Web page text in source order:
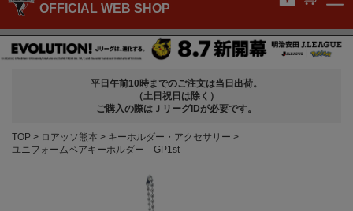
OFFICIAL WEB SHOP
平日午前10時までのご注文は当日出荷。
（土日祝日は除く）
ご購入の際はＪリーグIDが必要です。
TOP ロアッソ熊本
キーホルダー・アクセサリー
ユニフォームベアキーホルダー GP1st